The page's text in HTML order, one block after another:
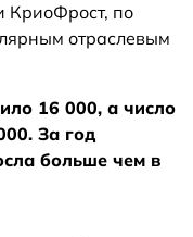
КриоФрост, по
отраслевым
16 000, а число
За год
больше чем в